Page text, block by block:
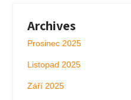
Archives
Prosinec 2025
Listopad 2025
Září 2025